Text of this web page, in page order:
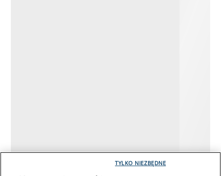
TYLKO NIEZBĘDNE